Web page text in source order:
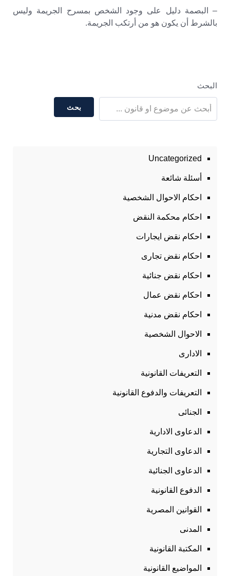
– البصمة دليل على وجود الشخص بمسرح الجريمة وليس
بالشرط أن يكون هو من أرتكب الجريمة.
البحث
بحث
Uncategorized
أسئلة شائعة
احكام الاحوال الشخصية
احكام محكمة النقض
احكام نقض ايجارات
احكام نقض تجارى
احكام نقض جنائية
احكام نقض عمال
احكام نقض مدنية
الاحوال الشخصية
الادارى
التعريفات القانونية
التعريفات والدفوع القانونية
الجنائى
الدعاوى الادارية
الدعاوى التجارية
الدعاوى الجنائية
الدفوع القانونية
القوانين المصرية
المدنى
المكتبة القانونية
المواضيع القانونية